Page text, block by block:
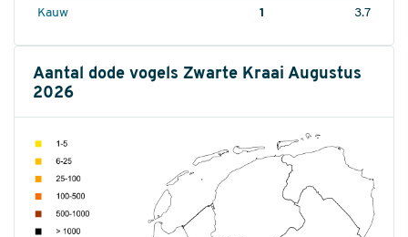
Kauw
1 3.7
Aantal dode vogels Zwarte Kraai Augustus
2026